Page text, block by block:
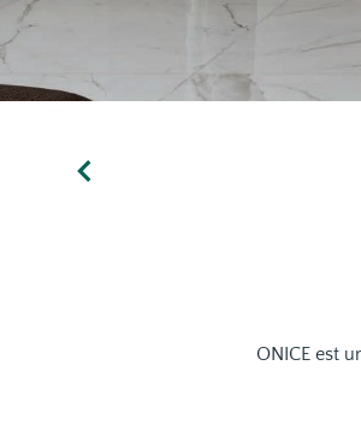
ONICE est